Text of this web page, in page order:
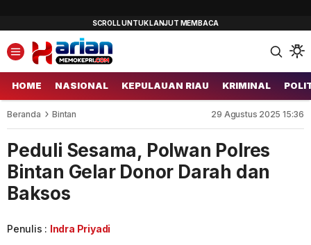
HOME NASIONAL KEPULAUAN RIAU KRIMINAL
Beranda Bintan 29 Agustus 2025 15:36
Peduli Sesama, Polwan Polres
Bintan Gelar Donor Darah dan
Baksos
Penulis : Indra Priyadi